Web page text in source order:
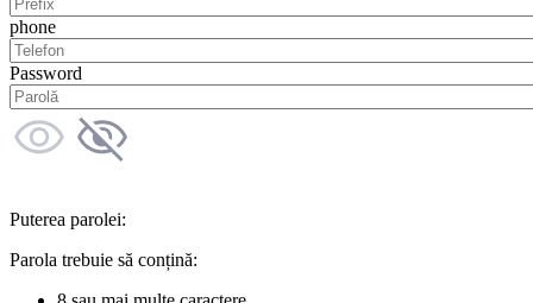
phone
Password
Puterea parolei:
Parola trebuie să conțină: